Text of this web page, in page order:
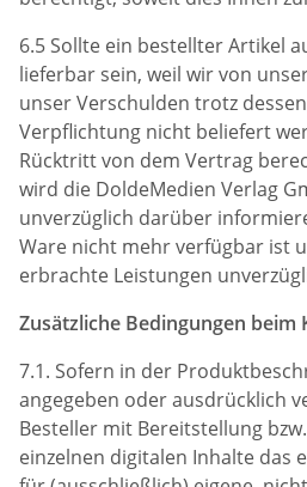
6.5 Sollte ein bestellter Artikel
lieferbar sein, weil wir von
unser Verschulden trotz
Verpflichtung nicht beliefert
Rücktritt von dem Vertrag
wird die DoldeMedien Verlag
unverzüglich darüber
Ware nicht mehr verfügbar ist
erbrachte Leistungen
Zusätzliche Bedingungen beim
7.1. Sofern in der
angegeben oder ausdrücklich
Besteller mit Bereitstellung
einzelnen digitalen Inhalte das